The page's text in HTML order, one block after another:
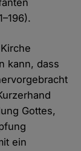
kann, dass
Gottes,
ein